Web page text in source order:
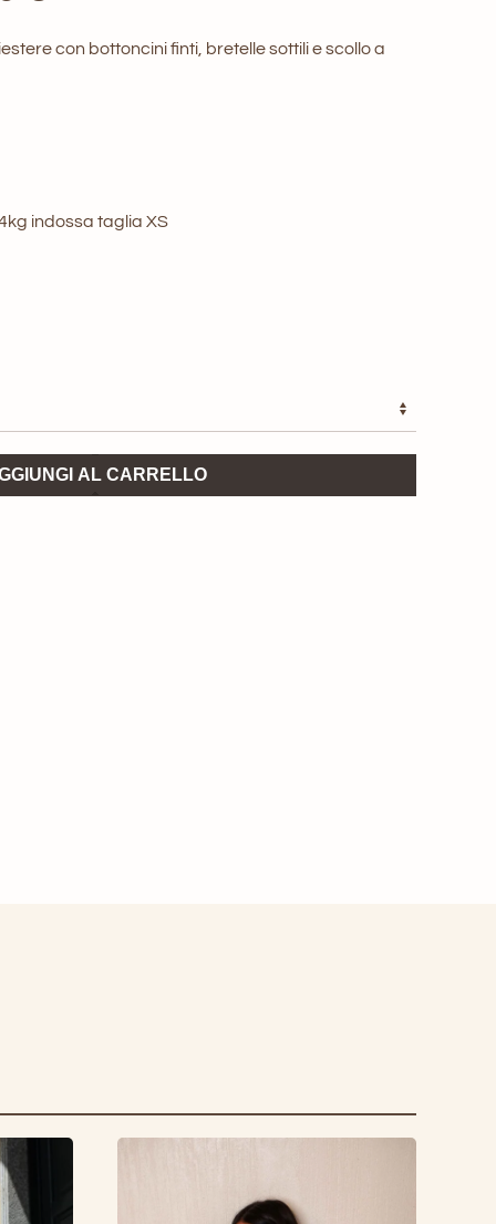
a
con bottoncini finti, bretelle sottili e scollo a
indossa taglia XS
AL CARRELLO